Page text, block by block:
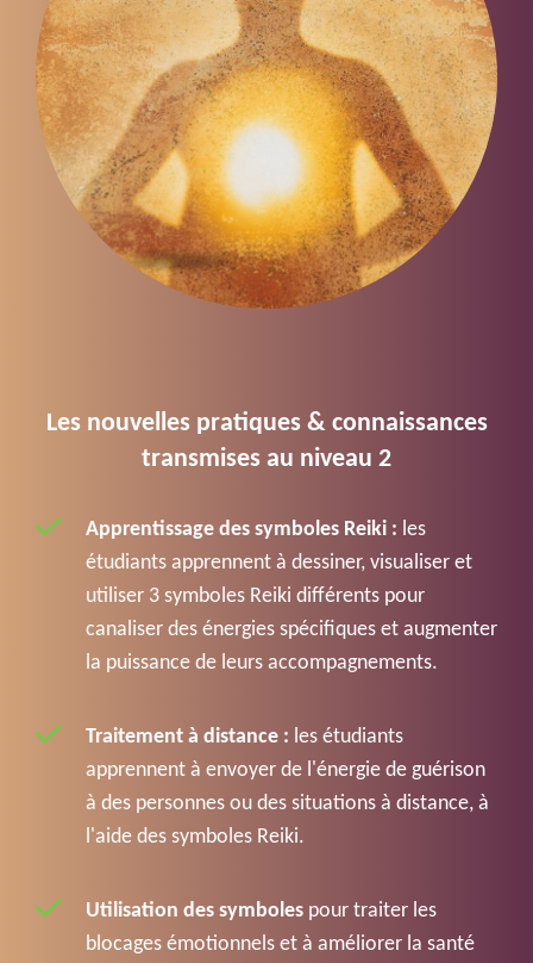
Les nouvelles pratiques & connaissances
transmises au niveau 2
Apprentissage des symboles Reiki : les
étudiants apprennent à dessiner, visualiser et
utiliser 3 symboles Reiki différents pour
canaliser des énergies spécifiques et augmenter
la puissance de leurs accompagnements.
Traitement à distance : les étudiants
apprennent à envoyer de l'énergie de guérison
à des personnes ou des situations à distance, à
l'aide des symboles Reiki.
Utilisation des symboles pour traiter les
blocages émotionnels et à améliorer la santé